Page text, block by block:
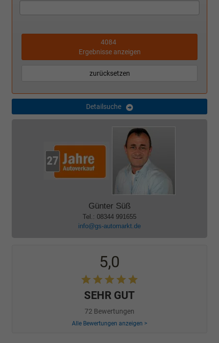
4084
Ergebnisse anzeigen
zurücksetzen
Detailsuche
Günter Süß
Tel.: 08344 991655
info@gs-automarkt.de
5,0
SEHR GUT
72 Bewertungen
Alle Bewertungen anzeigen >